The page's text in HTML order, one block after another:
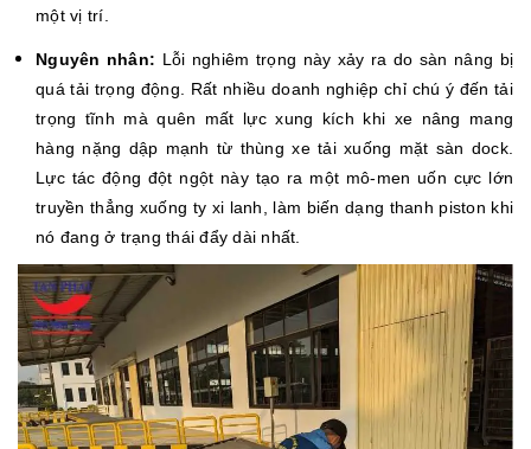
một vị trí.
Nguyên nhân: Lỗi nghiêm trọng này xảy ra do sàn nâng bị
quá tải trọng động. Rất nhiều doanh nghiệp chỉ chú ý đến tải
trọng tĩnh mà quên mất lực xung kích khi xe nâng mang
hàng nặng dập mạnh từ thùng xe tải xuống mặt sàn dock.
Lực tác động đột ngột này tạo ra một mô-men uốn cực lớn
truyền thẳng xuống ty xi lanh, làm biến dạng thanh piston khi
nó đang ở trạng thái đẩy dài nhất.